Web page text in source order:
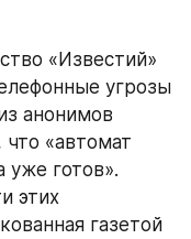
«Известий»
угрозы
анонимов
что «автомат
уже готов».
этих
газетой